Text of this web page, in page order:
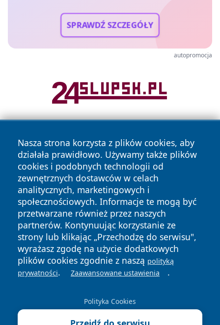
SPRAWDŹ SZCZEGÓŁY
autopromocja
Nasza strona korzysta z plików cookies, aby
działała prawidłowo. Używamy także plików
cookies i podobnych technologii od
zewnętrznych dostawców w celach
analitycznych, marketingowych i
społecznościowych. Informacje te mogą być
przetwarzane również przez naszych
partnerów. Kontynuując korzystanie ze
strony lub klikając „Przechodzę do serwisu",
wyrażasz zgodę na użycie dodatkowych
plików cookies zgodnie z naszą polityką
prywatności. Zaawansowane ustawienia .
Polityka Cookies
Copyright © 2026 szczecin4u.pl Wszystkie prawa zastrzeżone.
News Autorzy
Polityka
Prywatności
Polityka
Cookies